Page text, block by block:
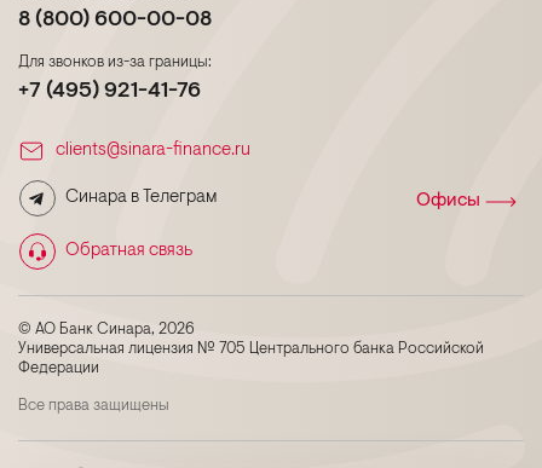
© АО Банк Синара, 2026
Универсальная лицензия № 705 Центрального банка Российской
Федерации
Все права защищены
clients@sinara-finance.ru
Синара в Телеграм
Обратная связь
8 (800) 600-00-08
Для звонков из-за границы:
+7 (495) 921-41-76
Офисы